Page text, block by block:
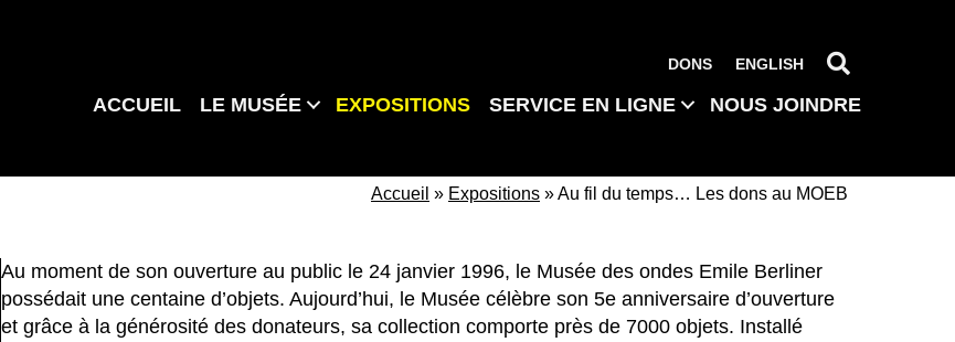
DONS ENGLISH
ACCUEIL LE MUSÉE EXPOSITIONS SERVICE EN LIGNE NOUS JOINDRE
Accueil » Expositions »Au fil du temps… Les dons au MOEB
Au moment de son ouverture au public le 24 janvier 1996, le Musée des ondes Emile Berliner
possédait une centaine d’objets. Aujourd’hui, le Musée célèbre son 5e anniversaire d’ouverture
et grâce à la générosité des donateurs, sa collection comporte près de 7000 objets. Installé